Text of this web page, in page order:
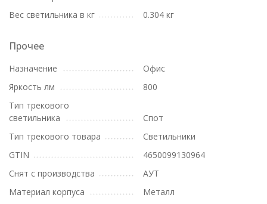
Вес светильника в кг
0.304 кг
Прочее
Назначение
Офис
Яркость лм
800
Тип трекового
светильника
Спот
Тип трекового товара
Светильники
GTIN
4650099130964
Снят с производства
АУТ
Материал корпуса
Металл